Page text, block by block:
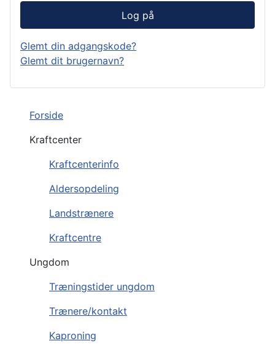
Forside
Kraftcenter
Kraftcenterinfo
Aldersopdeling
Landstrænere
Kraftcentre
Ungdom
Træningstider ungdom
Trænere/kontakt
Kaproning
Log på
Glemt din adgangskode?
Glemt dit brugernavn?